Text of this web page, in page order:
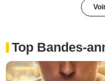
Top Bandes-